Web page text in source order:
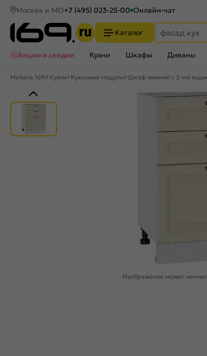
Москва и МО+7 (495) 023-25-00 Онлайн-чат
Каталог
Акции и скидки
Кухни Шкафы Диваны
Мебель 169 Кухни Кухонные модули Шкаф нижний с 3-мя
Изображение может